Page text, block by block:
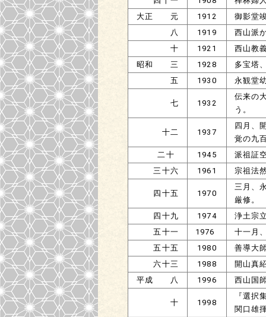
大正 元
1912
御影堂
八
1919
西山派
十
1921
西山教
昭和 三
1928
多宝塔
五
1930 永観堂
七 1932
伝来の
う。
十二 1937
四月、
覚の九
二十
1945
派祖証
三十六
1961 宗祖法
四十五 1970
三月、
厳修。
四十九
1974
浄土宗
五十一
1976
十一月
五十五
1980
善導大
六十三
1988
開山真
平成 八
1996 西山国
十 1998
『選択
関口雄